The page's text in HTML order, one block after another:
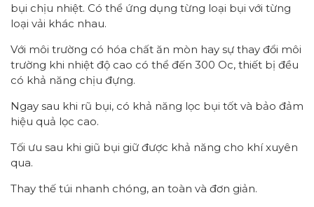
bụi chịu nhiệt. Có thể ứng dụng từng loại bụi với từng
loại vải khác nhau.
Với môi trường có hóa chất ăn mòn hay sự thay đổi môi
trường khi nhiệt độ cao có thể đến 300 Oc, thiết bị đều
có khả năng chịu đựng.
Ngay sau khi rũ bụi, có khả năng lọc bụi tốt và bảo đảm
hiệu quả lọc cao.
Tối ưu sau khi giũ bụi giữ được khả năng cho khí xuyên
qua.
Thay thế túi nhanh chóng, an toàn và đơn giản.